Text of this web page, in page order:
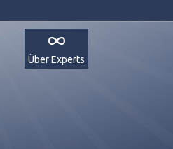
Über Experts